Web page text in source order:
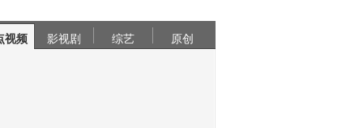
视频 影视剧 综艺 原创